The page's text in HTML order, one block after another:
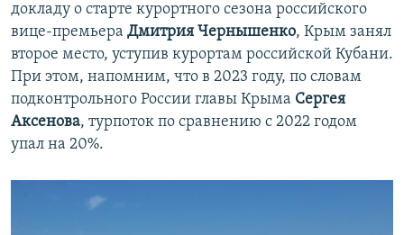
докладу о старте курортного сезона российского
вице-премьера Дмитрия Чернышенко, Крым занял
второе место, уступив курортам российской Кубани.
При этом, напомним, что в 2023 году, по словам
подконтрольного России главы Крыма Сергея
Аксенова, турпоток по сравнению с 2022 годом
упал на 20%.